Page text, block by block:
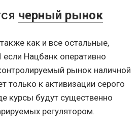
черный рынок
как и все остальные,
если Нацбанк оперативно
рынок наличной
только к активизации серого
курсы будут существенно
регулятором.